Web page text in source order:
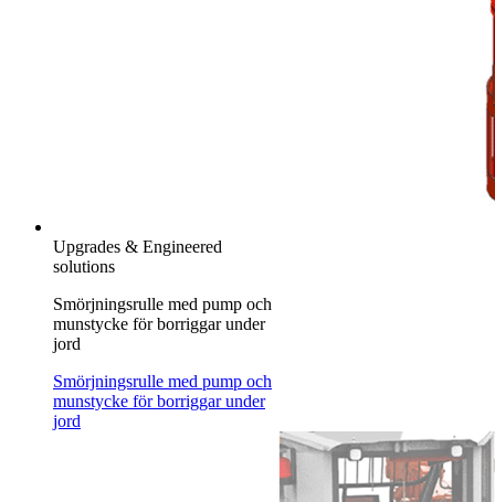
Upgrades & Engineered
solutions
Smörjningsrulle med pump och
munstycke för borriggar under
jord
Smörjningsrulle med pump och
munstycke för borriggar under
jord